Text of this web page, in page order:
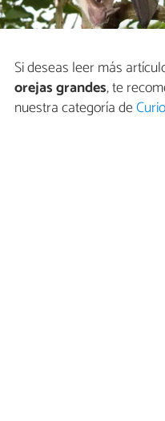
Si deseas leer más
orejas grandes, te
nuestra categoría de